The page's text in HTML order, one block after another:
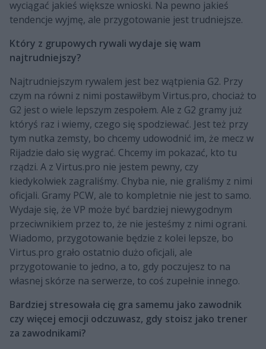
wyciągać jakieś większe wnioski. Na pewno jakieś
tendencje wyjmę, ale przygotowanie jest trudniejsze.
Który z grupowych rywali wydaje się wam
najtrudniejszy?
Najtrudniejszym rywalem jest bez wątpienia G2. Przy
czym na równi z nimi postawiłbym Virtus.pro, chociaż to
G2 jest o wiele lepszym zespołem. Ale z G2 gramy już
któryś raz i wiemy, czego się spodziewać. Jest też przy
tym nutka zemsty, bo chcemy udowodnić im, że mecz w
Rijadzie dało się wygrać. Chcemy im pokazać, kto tu
rządzi. A z Virtus.pro nie jestem pewny, czy
kiedykolwiek zagraliśmy. Chyba nie, nie graliśmy z nimi
oficjali. Gramy PCW, ale to kompletnie nie jest to samo.
Wydaje się, że VP może być bardziej niewygodnym
przeciwnikiem przez to, że nie jesteśmy z nimi ograni.
Wiadomo, przygotowanie będzie z kolei lepsze, bo
Virtus.pro grało ostatnio dużo oficjali, ale
przygotowanie to jedno, a to, gdy poczujesz to na
własnej skórze na serwerze, to coś zupełnie innego.
Bardziej stresowała cię gra samemu jako zawodnik
czy więcej emocji odczuwasz, gdy stoisz jako trener
za zawodnikami?